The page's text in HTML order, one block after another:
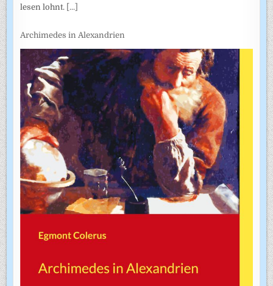
lesen lohnt. [...]
Archimedes in Alexandrien